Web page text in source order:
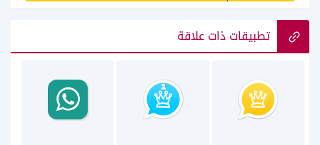
تطبيقات ذات علاقة